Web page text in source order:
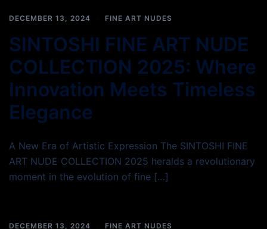
DECEMBER 13, 2024 FINE ART NUDES
SINTOSHI FINE ART NUDE
COLLECTION 2025: Where
Innovation Meets Timeless
Elegance
A New Era of Artistic Expression The SINTOSHI FINE
ART NUDE COLLECTION 2025 heralds a revolutionary
moment in the evolution of fine […]
DECEMBER 13, 2024 FINE ART NUDES